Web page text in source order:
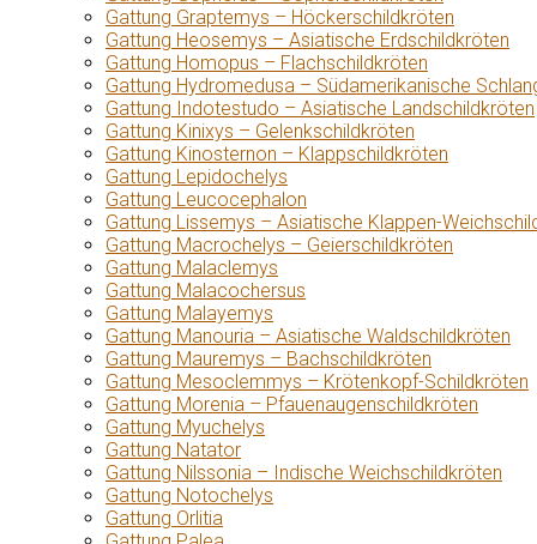
Gattung Graptemys – Höckerschildkröten
Gattung Heosemys – Asiatische Erdschildkröten
Gattung Homopus – Flachschildkröten
Gattung Hydromedusa – Südamerikanische
Gattung Indotestudo – Asiatische Landschildkröten
Gattung Kinixys – Gelenkschildkröten
Gattung Kinosternon – Klappschildkröten
Gattung Lepidochelys
Gattung Leucocephalon
Gattung Lissemys – Asiatische Klappen-
Gattung Macrochelys – Geierschildkröten
Gattung Malaclemys
Gattung Malacochersus
Gattung Malayemys
Gattung Manouria – Asiatische Waldschildkröten
Gattung Mauremys – Bachschildkröten
Gattung Mesoclemmys – Krötenkopf-Schildkröten
Gattung Morenia – Pfauenaugenschildkröten
Gattung Myuchelys
Gattung Natator
Gattung Nilssonia – Indische Weichschildkröten
Gattung Notochelys
Gattung Orlitia